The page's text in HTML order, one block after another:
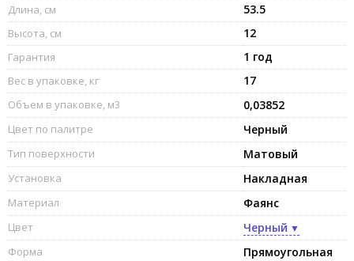
Длина, см 53.5
Высота, см 12
Гарантия 1 год
Вес в упаковке, кг 17
Объем в упаковке, м3 0,03852
Цвет по палитре Черный
Тип поверхности Матовый
Установка Накладная
Материал Фаянс
Цвет Черный
Форма Прямоугольная